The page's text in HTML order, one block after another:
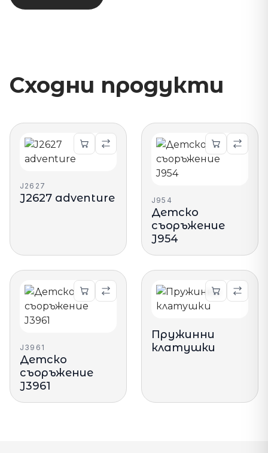
Сходни продукти
J2627
J2627 adventure J954
Детско
съоръжение
J954
J3961
Детско
съоръжение
J3961
Пружинни
клатушки